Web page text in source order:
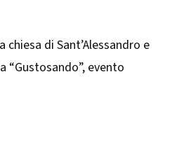
di Sant’Alessandro e
“Gustosando”, evento